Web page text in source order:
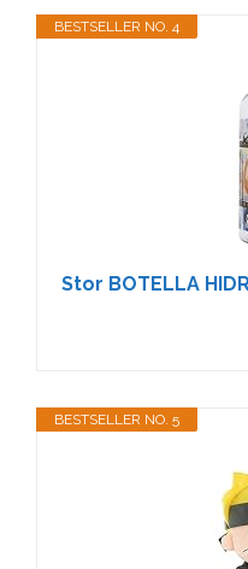
BESTSELLER NO. 4
Stor BOTELLA
BESTSELLER NO. 5